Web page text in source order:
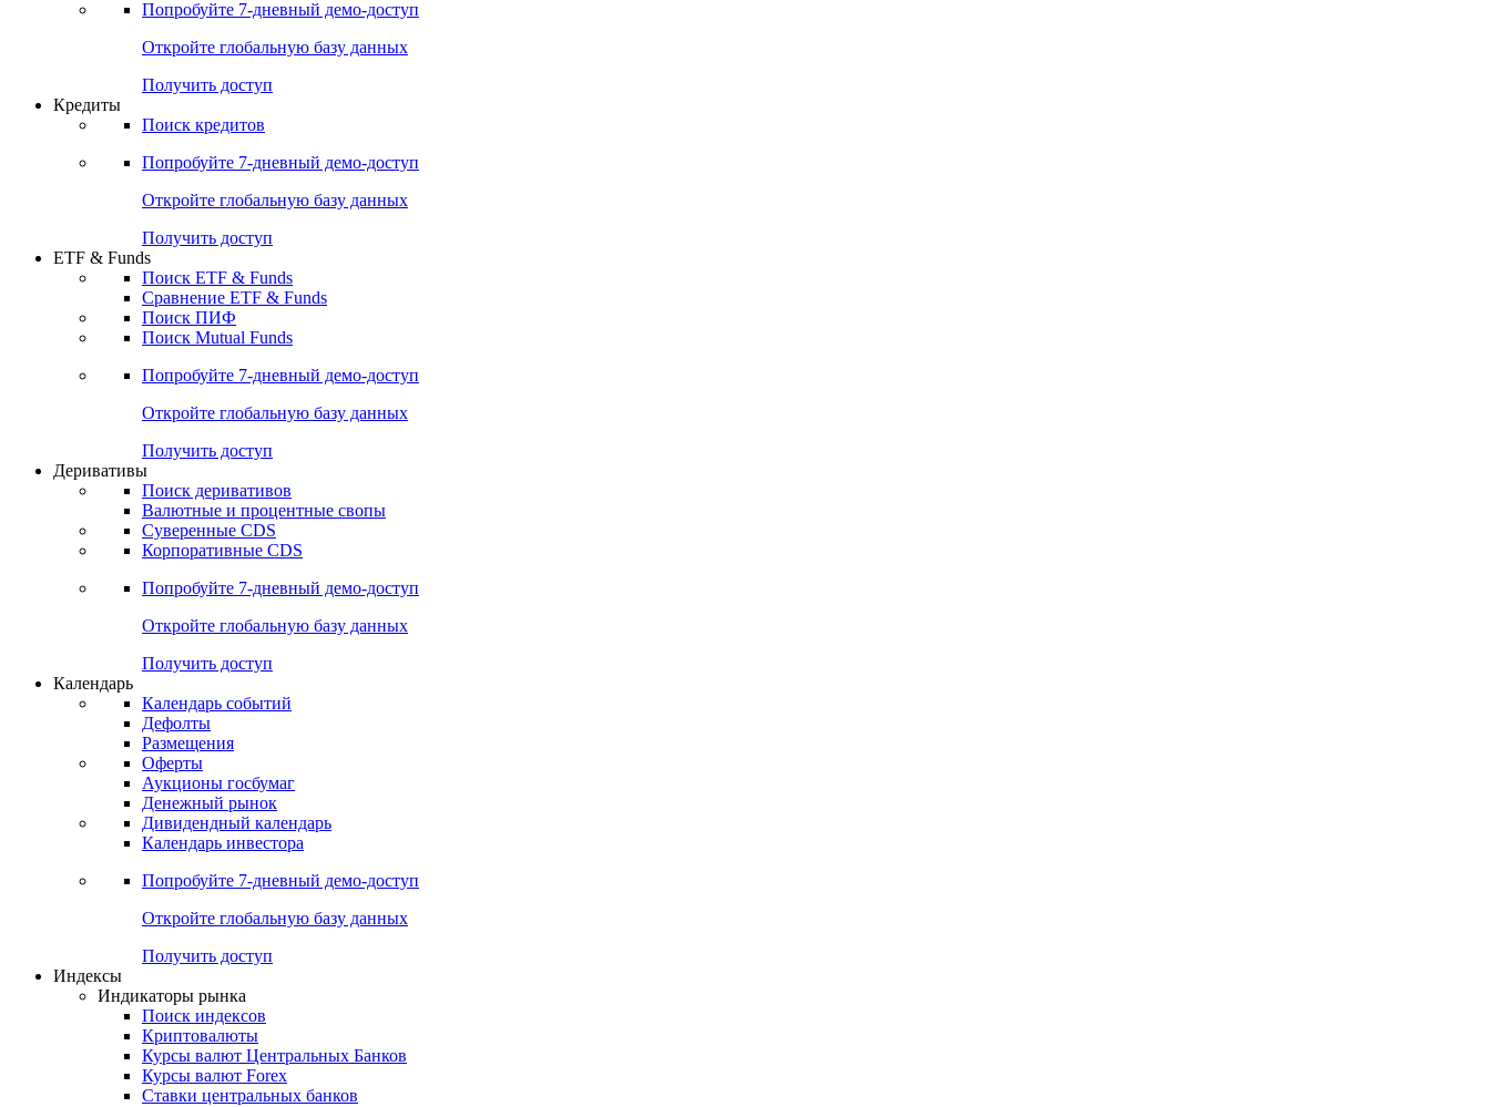
Попробуйте 7-дневный демо-доступ
Откройте глобальную базу данных
Получить доступ
Кредиты
Поиск кредитов
Попробуйте 7-дневный демо-доступ
Откройте глобальную базу данных
Получить доступ
ETF & Funds
Поиск ETF & Funds
Сравнение ETF & Funds
Поиск ПИФ
Поиск Mutual Funds
Попробуйте 7-дневный демо-доступ
Откройте глобальную базу данных
Получить доступ
Деривативы
Поиск деривативов
Валютные и процентные свопы
Суверенные CDS
Корпоративные CDS
Попробуйте 7-дневный демо-доступ
Откройте глобальную базу данных
Получить доступ
Календарь
Календарь событий
Дефолты
Размещения
Оферты
Аукционы госбумаг
Денежный рынок
Дивидендный календарь
Календарь инвестора
Попробуйте 7-дневный демо-доступ
Откройте глобальную базу данных
Получить доступ
Индексы
Индикаторы рынка
Поиск индексов
Криптовалюты
Курсы валют Центральных Банков
Курсы валют Forex
Ставки центральных банков